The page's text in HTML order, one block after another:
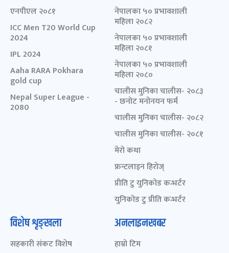
एनपीएल २०८१
ICC Men T20 World Cup
2024
IPL 2024
Aaha RARA Pokhara
gold cup
Nepal Super League -
2080
नेपालका ५० प्रभावशाली
महिला २०८२
नेपालका ५० प्रभावशाली
महिला २०८१
नेपालका ५० प्रभावशाली
महिला २०८०
चालीस मुनिका चालीस- २०८३
- छनोट मनोनयन फर्म
चालीस मुनिका चालीस- २०८२
चालीस मुनिका चालीस- २०८१
मेरो कथा
फ्रन्टलाइन हिरोज्
प्रीति टु युनिकोड कन्भर्टर
युनिकोड टु प्रीति कन्भर्टर
विशेष शृङ्खला
सहकारी संकट विशेष
अनलाइनखबर
हाम्रो टिम